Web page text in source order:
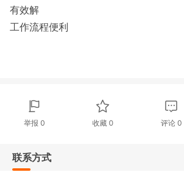
有效解
工作流程便利
举报 0 收藏 0 评论 0
联系方式